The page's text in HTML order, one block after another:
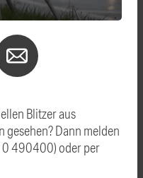
Blitzer aus
gesehen? Dann melden
0 490400) oder per